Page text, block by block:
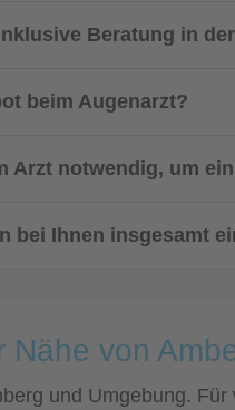
Beratung in
beim Augenarzt?
notwendig, um
bei Ihnen insgesamt
Nähe von
und Umgebung.